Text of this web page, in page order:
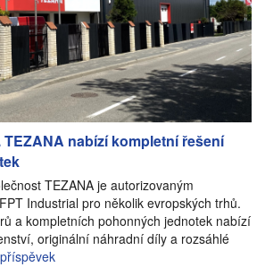
TEZANA nabízí kompletní řešení
TEZANA je autorizovaným
Industrial pro několik evropských trhů.
a kompletních pohonných jednotek nabízí
originální náhradní díly a rozsáhlé